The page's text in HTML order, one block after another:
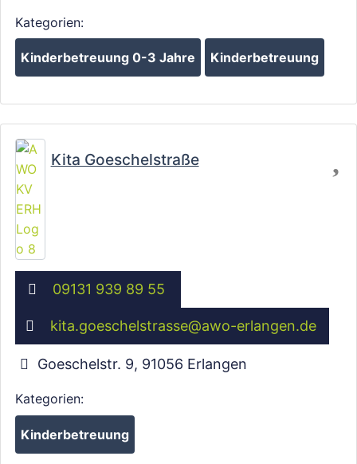
Wird geladen …
Kategorien:
Kinderbetreuung 0-3 Jahre Kinderbetreuung
Kita Goeschelstraße
09131 939 89 55
kita.goeschelstrasse@awo-erlangen.de
Goeschelstr. 9, 91056 Erlangen
Kategorien:
Kinderbetreuung